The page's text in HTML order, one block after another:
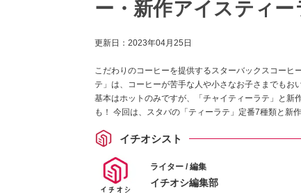
ー・新作アイスティ
更新日： 2023年04月25日
こだわりのコーヒーを提供するスターバックスコーヒ
テ」は、コーヒーが苦手な人や小さなお子さまでもお
基本はホットのみですが、「チャイティーラテ」と新
も！ 今回は、スタバの「ティーラテ」定番7種類と新
イチオシスト
ライター / 編集
イチオシ編集部